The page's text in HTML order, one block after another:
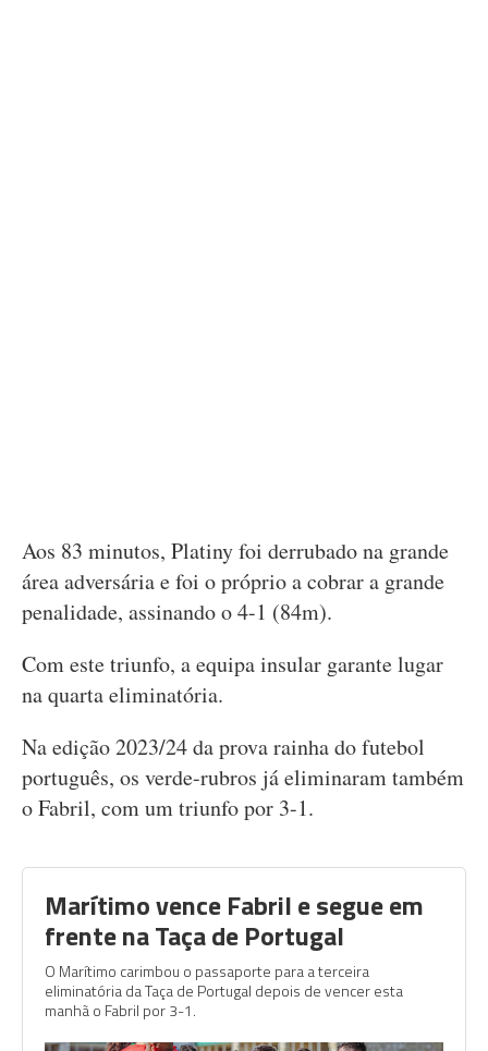
Aos 83 minutos, Platiny foi derrubado na grande
área adversária e foi o próprio a cobrar a grande
penalidade, assinando o 4-1 (84m).
Com este triunfo, a equipa insular garante lugar
na quarta eliminatória.
Na edição 2023/24 da prova rainha do futebol
português, os verde-rubros já eliminaram também
o Fabril, com um triunfo por 3-1.
Marítimo vence Fabril e segue em
frente na Taça de Portugal
O Marítimo carimbou o passaporte para a terceira
eliminatória da Taça de Portugal depois de vencer esta
manhã o Fabril por 3-1.